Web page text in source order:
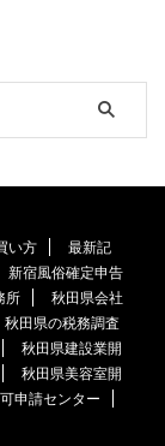
い方
最新記
新宿風俗確定申告
所
秋田県会社
秋田県の税務調査
秋田県建設業開
秋田県美容室開
申請センター